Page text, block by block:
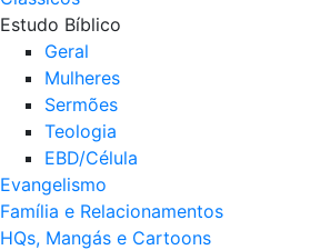
Estudo Bíblico
Geral
Mulheres
Sermões
Teologia
EBD/Célula
Evangelismo
Família e Relacionamentos
HQs, Mangás e Cartoons